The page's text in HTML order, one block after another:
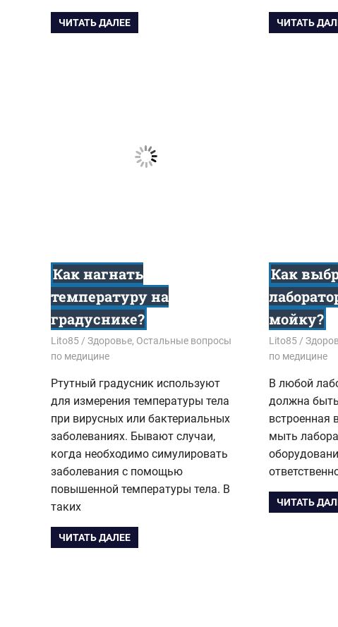
ЧИТАТЬ ДАЛЕЕ ЧИТАТЬ
Как нагнать
температуру на
градуснике?
13.07.2018
Lito85 Здоровье, Остальные вопросы
по медицине
Ртутный градусник используют
для измерения температуры тела
при вирусных или бактериальных
заболеваниях. Бывают случаи,
когда необходимо симулировать
заболевания с помощью
повышенной температуры тела. В
таких
ЧИТАТЬ ДАЛЕЕ
Как
мойку?
30.06.2018
Lito85
по медицине
В любой
должна
встроенная
мыть
ЧИТАТЬ